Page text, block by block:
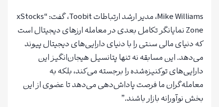
Mike Williams، مدیر ارشد ارتباطات Toobit، گفت: “xStocks
Zone نمایانگر تکامل بعدی در معامله ارزهای دیجیتال است
که دنیای مالی سنتی را با دنیای دارایی‌های دیجیتال پیوند
می‌دهد. این مسابقه نه تنها پتانسیل هیجان‌انگیز این
دارایی‌های توکنیزه‌شده را برجسته می‌کند، بلکه به
معامله‌گران ما فرصت پاداش‌دهی می‌دهد تا عضوی از این
بخش نوآورانه بازار باشند.”